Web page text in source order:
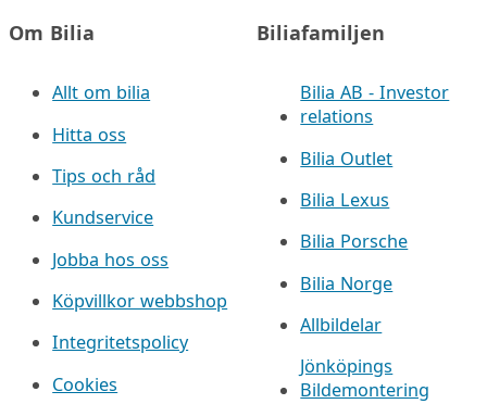
Om Bilia
Allt om bilia
Hitta oss
Tips och råd
Kundservice
Jobba hos oss
Köpvillkor webbshop
Integritetspolicy
Cookies
Biliafamiljen
Bilia AB - Investor
relations
Bilia Outlet
Bilia Lexus
Bilia Porsche
Bilia Norge
Allbildelar
Jönköpings
Bildemontering